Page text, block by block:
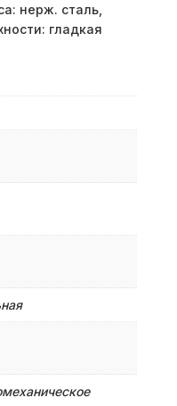
нерж. сталь,
гладкая